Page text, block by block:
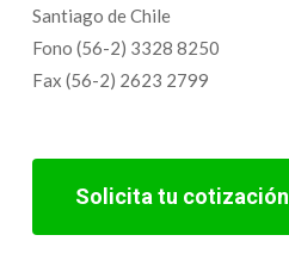
Santiago de Chile
Fono (56-2) 3328 8250
Fax (56-2) 2623 2799
Solicita tu cotización